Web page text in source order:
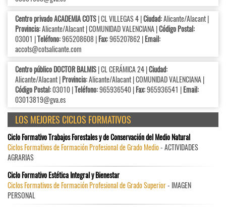
Centro privado ACADEMIA COTS| CL VILLEGAS 4 |Ciudad:Alicante/Alacant |
Provincia:Alicante/Alacant | COMUNIDAD VALENCIANA |Código Postal:
03001 |Teléfono:965208608 |Fax:965207862 |Email:
accots@cotsalicante.com
Centro público DOCTOR BALMIS| CL CERÁMICA 24 |Ciudad:
Alicante/Alacant |Provincia:Alicante/Alacant | COMUNIDAD VALENCIANA |
Código Postal:03010 |Teléfono:965936540 |Fax:965936541 |Email:
03013819@gva.es
LOS MEJORES CICLOS FORMATIVOS
Ciclo Formativo Trabajos Forestales y de Conservación del Medio Natural
Ciclos Formativos de Formación Profesional de Grado Medio- ACTIVIDADES
AGRARIAS
Ciclo Formativo Estética Integral y Bienestar
Ciclos Formativos de Formación Profesional de Grado Superior- IMAGEN
PERSONAL